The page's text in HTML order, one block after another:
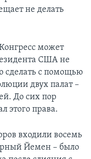
не делать
может
США не
сделать с помощью
двух палат –
До сих пор
этого права.
входили восемь
Йемен – было